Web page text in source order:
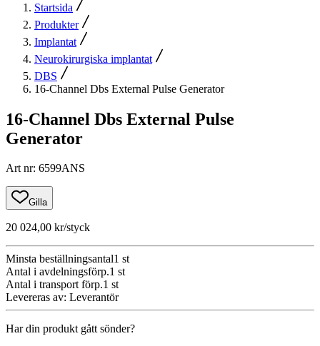
Startsida
Produkter
Implantat
Neurokirurgiska implantat
DBS
16-Channel Dbs External Pulse Generator
16-Channel Dbs External Pulse
Generator
Art nr: 6599ANS
Gilla
20 024,00 kr/styck
Minsta beställningsantal1 st
Antal i avdelningsförp.1 st
Antal i transport förp.1 st
Levereras av: Leverantör
Har din produkt gått sönder?